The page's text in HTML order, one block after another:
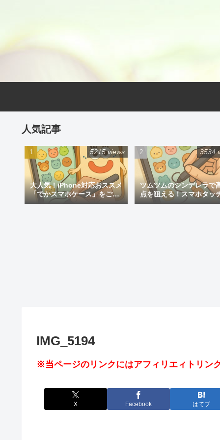
人気記事
大人気！iPhone対応おススメ
「でかスマホケース」をご紹
介
5215 views
ツムツムのシンデレラで
点を狙える！スマホタッ
ン
3534
IMG_5194
※当ページのリンクにはアフィリエィトリン
X Facebook はてブ